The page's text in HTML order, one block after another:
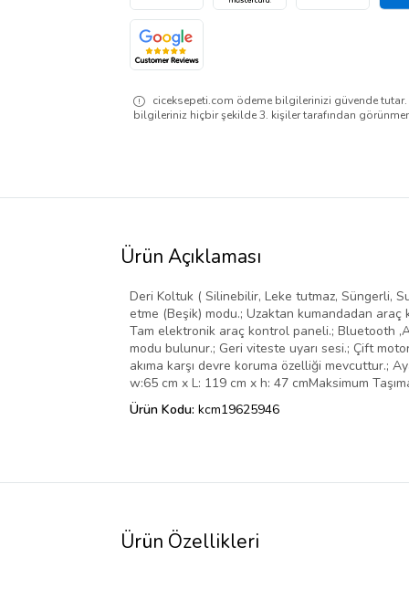
ciceksepeti.com ödeme bilgilerinizi güvende tutar.
bilgileriniz hiçbir şekilde 3. kişiler tarafından
Ürün Açıklaması
Deri Koltuk ( Silinebilir, Leke tutmaz, Süngerli,
etme (Beşik) modu.; Uzaktan kumandadan
Tam elektronik araç kontrol paneli.; Bluetooth
modu bulunur.; Geri viteste uyarı sesi.; Çift
akıma karşı devre koruma özelliği mevcuttur.;
w:65 cm x L: 119 cm x h: 47 cmMaksimum
Ürün Kodu: kcm19625946
Ürün Özellikleri